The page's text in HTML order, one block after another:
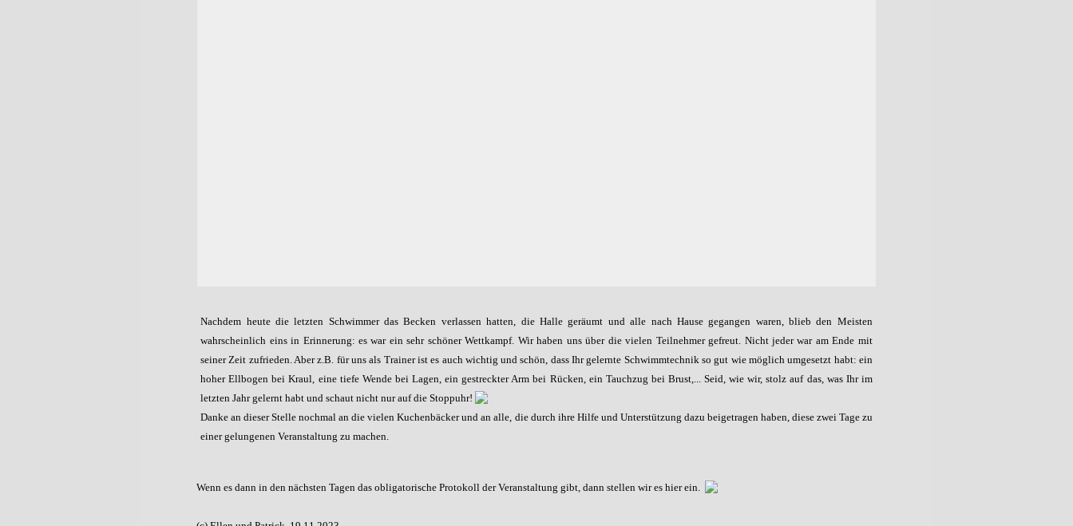
Nachdem heute die letzten Schwimmer das Becken verlassen hatten, die Halle geräumt und alle nach Hause gegangen waren, blieb den Meisten
wahrscheinlich eins in Erinnerung: es war ein sehr schöner Wettkampf. Wir haben uns über die vielen Teilnehmer gefreut. Nicht jeder war am Ende mit
seiner Zeit zufrieden. Aber z.B. für uns als Trainer ist es auch wichtig und schön, dass Ihr gelernte Schwimmtechnik so gut wie möglich umgesetzt habt: ein
hoher Ellbogen bei Kraul, eine tiefe Wende bei Lagen, ein gestreckter Arm bei Rücken, ein Tauchzug bei Brust,... Seid, wie wir, stolz auf das, was Ihr im
letzten Jahr gelernt habt und schaut nicht nur auf die Stoppuhr!
Danke an dieser Stelle nochmal an die vielen Kuchenbäcker und an alle, die durch ihre Hilfe und Unterstützung dazu beigetragen haben, diese zwei Tage zu
einer gelungenen Veranstaltung zu machen.
Wenn es dann in den nächsten Tagen das obligatorische Protokoll der Veranstaltung gibt, dann stellen wir es hier ein.